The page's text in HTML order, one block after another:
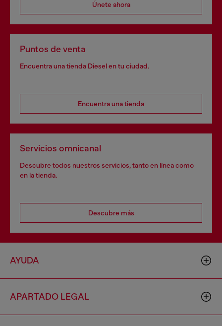
Únete ahora
Puntos de venta
Encuentra una tienda Diesel en tu ciudad.
Encuentra una tienda
Servicios omnicanal
Descubre todos nuestros servicios, tanto en línea como
en la tienda.
Descubre más
AYUDA
APARTADO LEGAL